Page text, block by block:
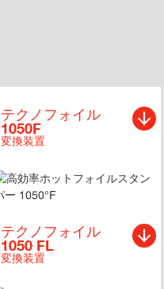
テクノフォイル
1050F
変換装置
テクノフォイル
1050 FL
変換装置